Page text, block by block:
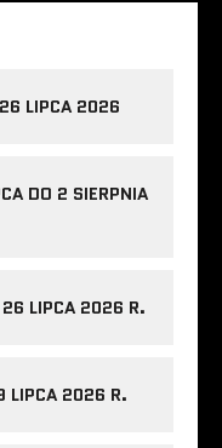
LIPCA 2026
DO 2 SIERPNIA
26 LIPCA 2026 R.
LIPCA 2026 R.